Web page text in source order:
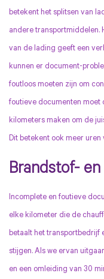
betekent het splitsen van
andere transportmiddelen.
van de lading geeft een
kunnen er document-
foutloos moeten zijn om
foutieve documenten moet
kilometers maken om de
Dit betekent ook meer uren
Brandstof-
Incomplete en foutieve
elke kilometer die de
betaalt het transportbedrijf
stijgen. Als we ervan
en een omleiding van 30